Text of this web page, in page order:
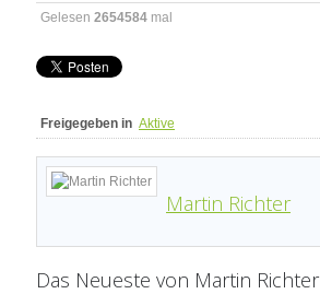
Gelesen 2654584 mal
Freigegeben in Aktive
Martin Richter
Das Neueste von Martin Richter